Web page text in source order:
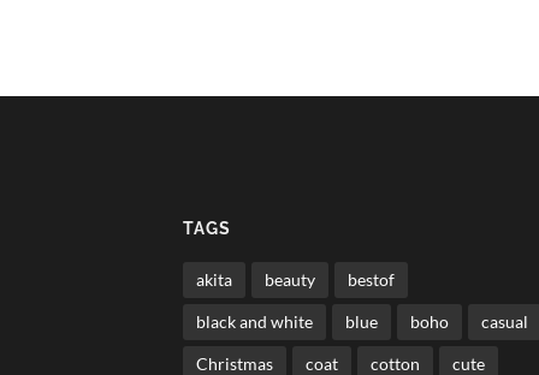
TAGS
akita beauty bestof
black and white blue boho casual
Christmas coat cotton cute